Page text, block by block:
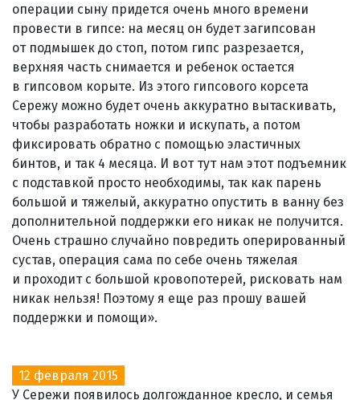
операции сыну придется очень много времени
провести в гипсе: на месяц он будет загипсован
от подмышек до стоп, потом гипс разрезается,
верхняя часть снимается и ребенок остается
в гипсовом корыте. Из этого гипсового корсета
Сережу можно будет очень аккуратно вытаскивать,
чтобы разработать ножки и искупать, а потом
фиксировать обратно с помощью эластичных
бинтов, и так 4 месяца. И вот тут нам этот подъемник
с подставкой просто необходимы, так как парень
большой и тяжелый, аккуратно опустить в ванну без
дополнительной поддержки его никак не получится.
Очень страшно случайно повредить оперированный
сустав, операция сама по себе очень тяжелая
и проходит с большой кровопотерей, рисковать нам
никак нельзя! Поэтому я еще раз прошу вашей
поддержки и помощи».
12 февраля 2015
У Сережи появилось долгожданное кресло, и семья